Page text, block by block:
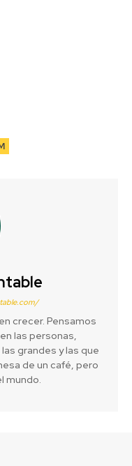
crecer. Pensamos
las personas,
grandes y las que
de un café, pero
mundo.